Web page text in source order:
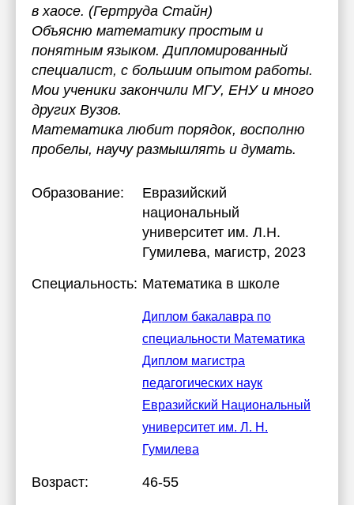
в хаосе. (Гертруда Стайн)
Объясню математику простым и
понятным языком. Дипломированный
специалист, с большим опытом работы.
Мои ученики закончили МГУ, ЕНУ и много
других Вузов.
Математика любит порядок, восполню
пробелы, научу размышлять и думать.
Образование:
Евразийский
национальный
университет им. Л.Н.
Гумилева, магистр, 2023
Специальность: Математика в школе
Диплом бакалавра по
специальности Математика
Диплом магистра
педагогических наук
Евразийский Национальный
университет им. Л. Н.
Гумилева
Возраст:
46-55